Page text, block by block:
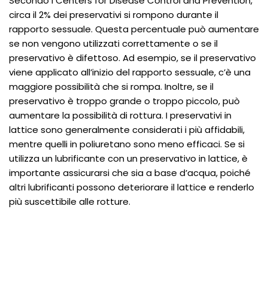
circa il 2% dei preservativi si rompono durante il
rapporto sessuale. Questa percentuale può aumentare
se non vengono utilizzati correttamente o se il
preservativo è difettoso. Ad esempio, se il preservativo
viene applicato all’inizio del rapporto sessuale, c’è una
maggiore possibilità che si rompa. Inoltre, se il
preservativo è troppo grande o troppo piccolo, può
aumentare la possibilità di rottura. I preservativi in
lattice sono generalmente considerati i più affidabili,
mentre quelli in poliuretano sono meno efficaci. Se si
utilizza un lubrificante con un preservativo in lattice, è
importante assicurarsi che sia a base d’acqua, poiché
altri lubrificanti possono deteriorare il lattice e renderlo
più suscettibile alle rotture.